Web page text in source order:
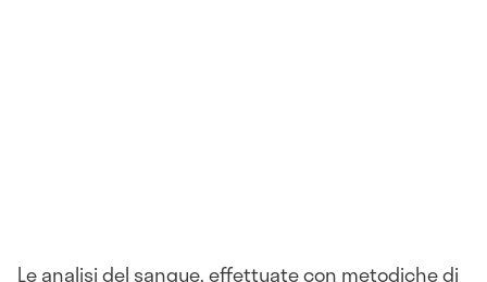
Le analisi del sangue, effettuate con metodiche di